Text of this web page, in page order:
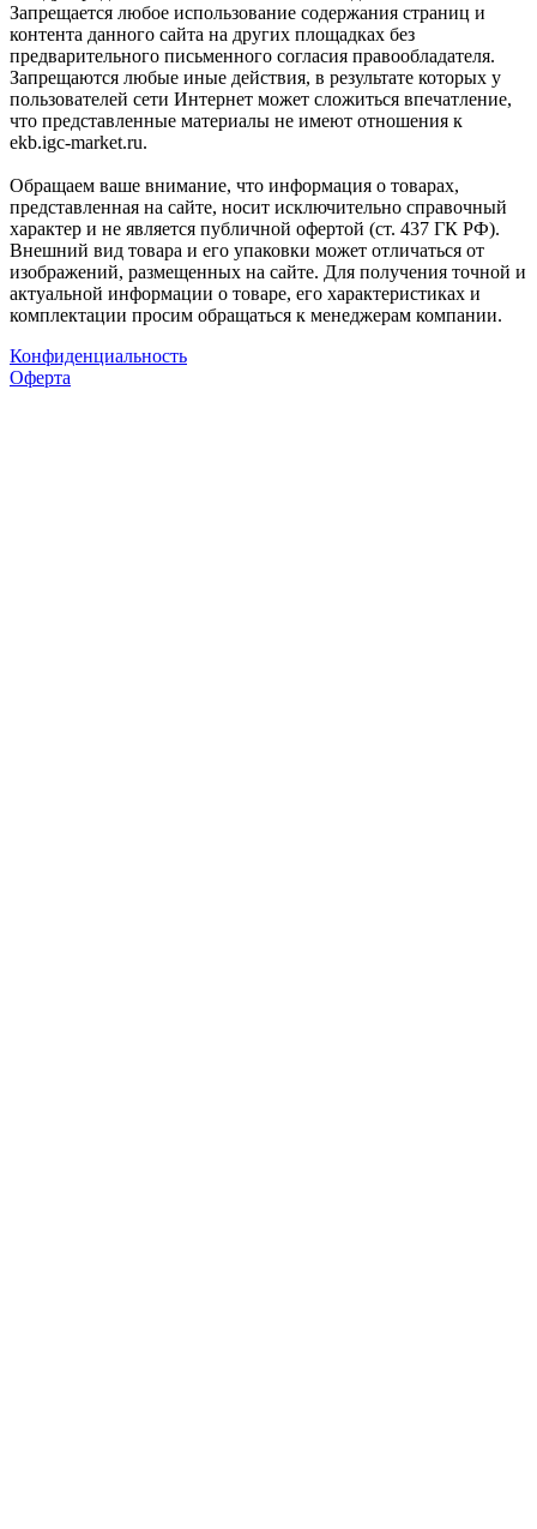
Запрещается любое использование содержания страниц и
контента данного сайта на других площадках без
предварительного письменного согласия правообладателя.
Запрещаются любые иные действия, в результате которых у
пользователей сети Интернет может сложиться впечатление,
что представленные материалы не имеют отношения к
ekb.igc-market.ru.
Обращаем ваше внимание, что информация о товарах,
представленная на сайте, носит исключительно справочный
характер и не является публичной офертой (ст. 437 ГК РФ).
Внешний вид товара и его упаковки может отличаться от
изображений, размещенных на сайте. Для получения точной и
актуальной информации о товаре, его характеристиках и
комплектации просим обращаться к менеджерам компании.
Конфиденциальность
Оферта